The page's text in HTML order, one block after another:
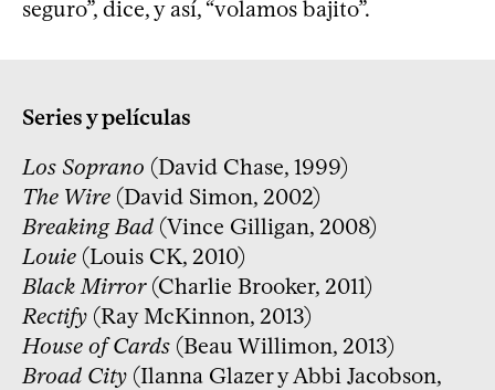
seguro”, dice, y así, “volamos bajito”.
Series y películas
Los Soprano (David Chase, 1999)
The Wire (David Simon, 2002)
Breaking Bad (Vince Gilligan, 2008)
Louie (Louis CK, 2010)
Black Mirror(Charlie Brooker, 2011)
Rectify (Ray McKinnon, 2013)
House of Cards (Beau Willimon, 2013)
Broad City (Ilanna Glazer y Abbi Jacobson,